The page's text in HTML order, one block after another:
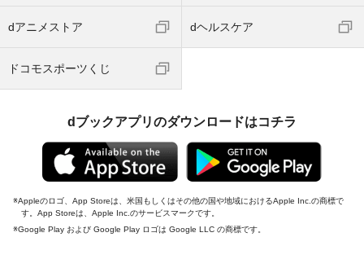
dアニメストア dヘルスケア
ドコモスポーツくじ
dブックアプリのダウンロードはコチラ
Appleのロゴ、App Storeは、米国もしくはその他の国や地域におけるApple Inc.の商標で
す。App Storeは、Apple Inc.のサービスマークです。
Google Play および Google Play ロゴは Google LLC の商標です。